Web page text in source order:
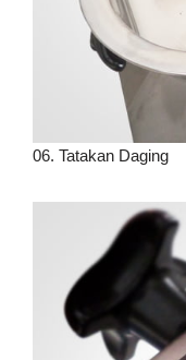
06. Tatakan Daging